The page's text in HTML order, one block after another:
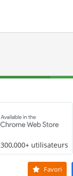
300,000+ utilisateurs
Favori